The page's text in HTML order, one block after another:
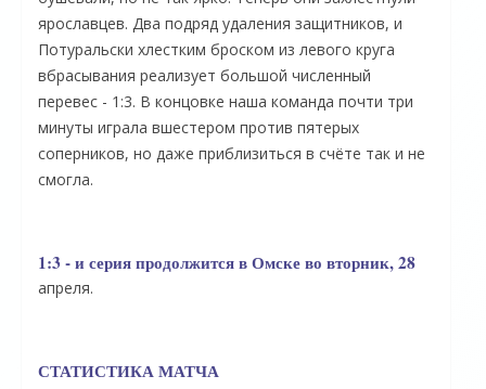
ярославцев. Два подряд удаления защитников, и
Потуральски хлестким броском из левого круга
вбрасывания реализует большой численный
перевес - 1:3. В концовке наша команда почти три
минуты играла вшестером против пятерых
соперников, но даже приблизиться в счёте так и не
смогла.
1:3 - и серия продолжится в Омске во вторник, 28
апреля.
СТАТИСТИКА МАТЧА